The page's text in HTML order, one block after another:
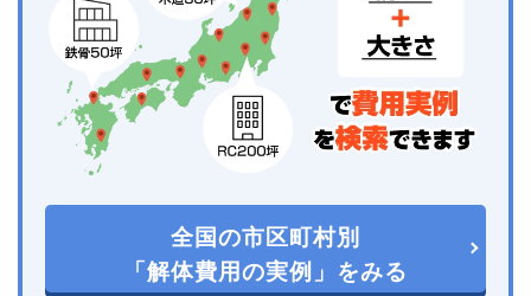
全国の市区町村別
「解体費用の実例」をみる